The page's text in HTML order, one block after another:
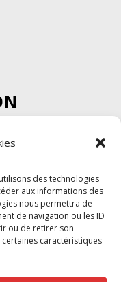
des technologies
aux informations des
nous permettra de
de navigation ou les ID
ou de retirer son
caractéristiques